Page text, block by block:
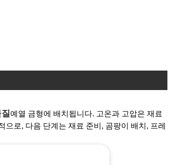
예열 금형에 배치됩니다. 고온과 고압은 재료
으로, 다음 단계는 재료 준비, 곰팡이 배치, 프레